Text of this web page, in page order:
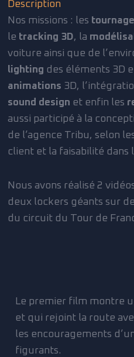
Description
Nos missions : les
le tracking 3D, la
voiture ainsi que de
lighting des éléments 3D
animations 3D,
sound design et enfin les
aussi participé à la
de l’agence Tribu, selon
client et la faisabilité dans
Nous avons réalisé 2
deux lockers géants sur
du circuit du Tour de
Le premier film montre
et qui rejoint la route
les encouragements
figurants.